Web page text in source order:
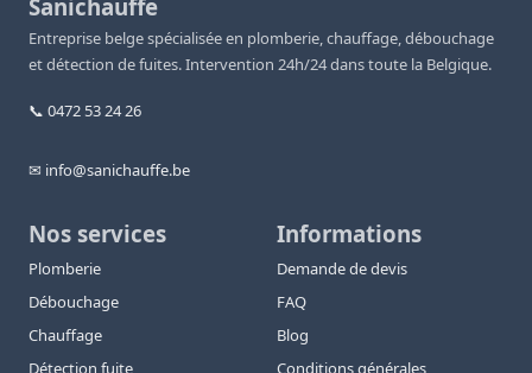
Sanichauffe
Entreprise belge spécialisée en plomberie, chauffage, débouchage
et détection de fuites. Intervention 24h/24 dans toute la Belgique.
📞 0472 53 24 26
✉ info@sanichauffe.be
Nos services
Plomberie
Débouchage
Chauffage
Détection fuite
Informations
Demande de devis
FAQ
Blog
Conditions générales